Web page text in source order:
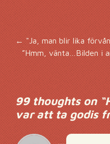
←"Ja, man blir lika
”Hmm, vänta…Bilden i
99 thoughts on “
var att ta godis